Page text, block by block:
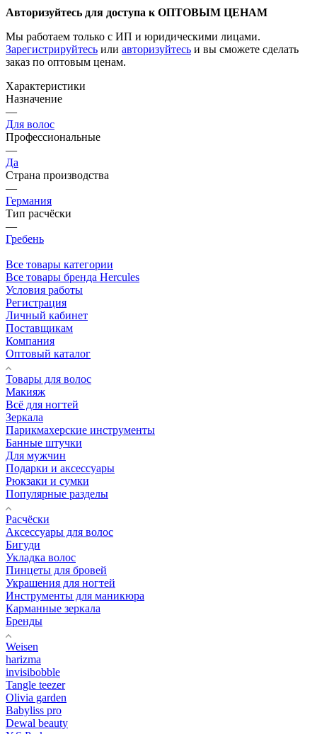
Авторизуйтесь для доступа к ОПТОВЫМ ЦЕНАМ
Мы работаем только с ИП и юридическими лицами.
Зарегистрируйтесь или авторизуйтесь и вы сможете сделать
заказ по оптовым ценам.
Характеристики
Назначение
—
Для волос
Профессиональные
—
Да
Страна производства
—
Германия
Тип расчёски
—
Гребень
Все товары категории
Все товары бренда Hercules
Условия работы
Регистрация
Личный кабинет
Поставщикам
Компания
Оптовый каталог
Товары для волос
Макияж
Всё для ногтей
Зеркала
Парикмахерские инструменты
Банные штучки
Для мужчин
Подарки и аксессуары
Рюкзаки и сумки
Популярные разделы
Расчёски
Аксессуары для волос
Бигуди
Укладка волос
Пинцеты для бровей
Украшения для ногтей
Инструменты для маникюра
Карманные зеркала
Бренды
Weisen
harizma
invisibobble
Tangle teezer
Olivia garden
Babyliss pro
Dewal beauty